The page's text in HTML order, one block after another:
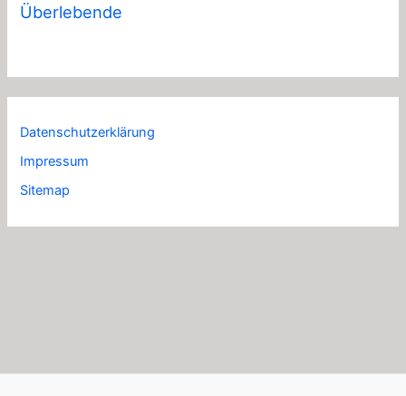
Überlebende
Datenschutzerklärung
Impressum
Sitemap